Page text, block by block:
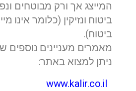
המייצג אך ורק מבוטחים
ביטוח ונזיקין (כלומר אינו
ביטוח).
מאמרים מעניינים נוספים
ניתן למצוא באתר:
www.kalir.co.il